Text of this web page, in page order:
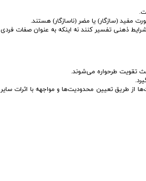
مفید (سازگار) یا مضر (ناسازگار) هستند.
شرایط ذهنی تفسیر کنند نه اینکه به عنوان صفات فردی
تقویت طرحواره می‌شوند.
از طریق تعیین محدودیت‌ها و مواجهه با اثرات سایر